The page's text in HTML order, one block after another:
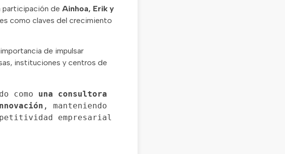
participación de Ainhoa, Erik y
como claves del crecimiento
de impulsar
instituciones y centros de
como una consultora
, manteniendo
empresarial